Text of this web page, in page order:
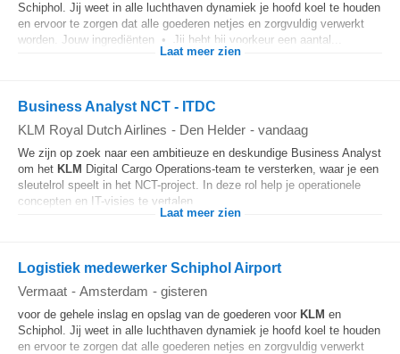
Schiphol. Jij weet in alle luchthaven dynamiek je hoofd koel te houden
en ervoor te zorgen dat alle goederen netjes en zorgvuldig verwerkt
worden. Jouw ingrediënten • Jij hebt bij voorkeur een aantal...
Laat meer zien
Business Analyst NCT - ITDC
KLM Royal Dutch Airlines - Den Helder - vandaag
We zijn op zoek naar een ambitieuze en deskundige Business Analyst
om het KLM Digital Cargo Operations-team te versterken, waar je een
sleutelrol speelt in het NCT-project. In deze rol help je operationele
concepten en IT-visies te vertalen...
Laat meer zien
Logistiek medewerker Schiphol Airport
Vermaat - Amsterdam - gisteren
voor de gehele inslag en opslag van de goederen voor KLM en
Schiphol. Jij weet in alle luchthaven dynamiek je hoofd koel te houden
en ervoor te zorgen dat alle goederen netjes en zorgvuldig verwerkt